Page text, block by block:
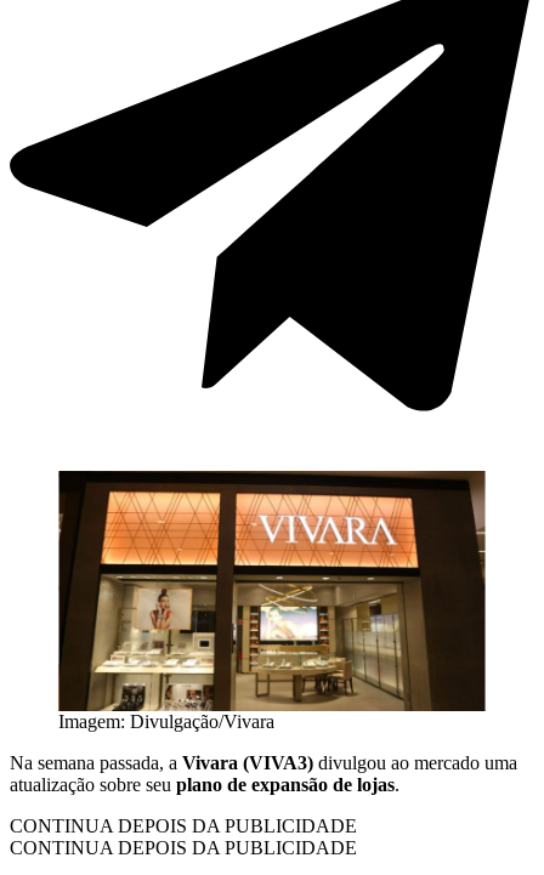
Imagem: Divulgação/Vivara
Na semana passada, a Vivara (VIVA3) divulgou ao mercado uma
atualização sobre seu plano de expansão de lojas.
CONTINUA DEPOIS DA PUBLICIDADE
CONTINUA DEPOIS DA PUBLICIDADE